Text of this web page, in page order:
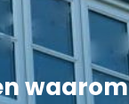
waarom